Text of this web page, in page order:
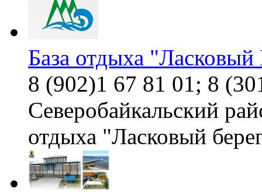
База отдыха "Ласковый
8 (902)1 67 81 01; 8
Северобайкальский
отдыха "Ласковый